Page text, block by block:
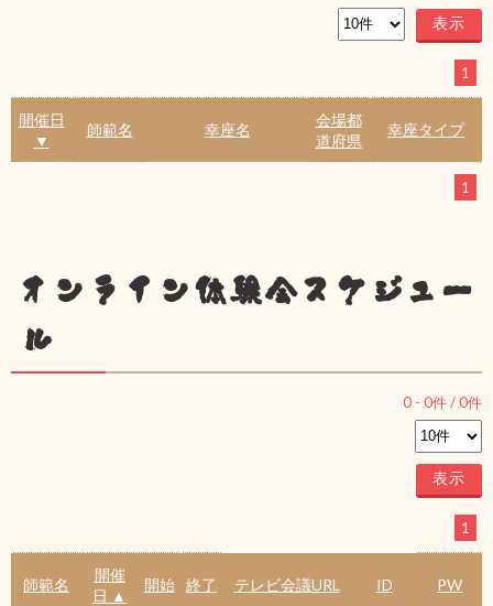
1
開催日
▼
師範名 幸座名
会場都
道府県
幸座タイプ
1
オンライン体験会スケジュー
ル
0 - 0件 /0件
1
師範名
開催
日 ▲
開始 終了 テレビ会議URL ID PW